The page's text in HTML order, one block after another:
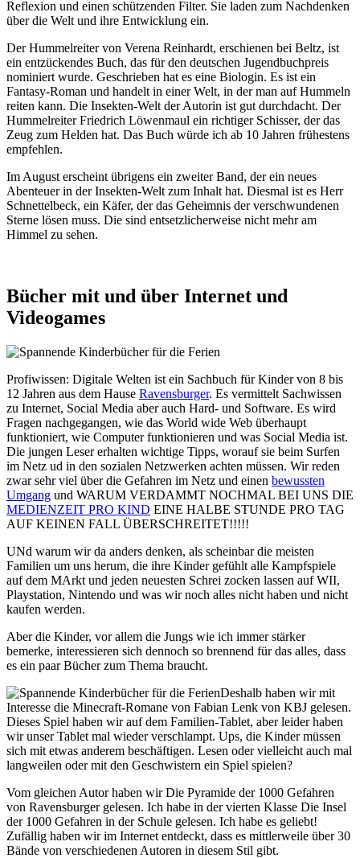
Reflexion und einen schützenden Filter. Sie laden zum Nachdenken
über die Welt und ihre Entwicklung ein.
Der Hummelreiter von Verena Reinhardt, erschienen bei Beltz, ist
ein entzückendes Buch, das für den deutschen Jugendbuchpreis
nominiert wurde. Geschrieben hat es eine Biologin. Es ist ein
Fantasy-Roman und handelt in einer Welt, in der man auf Hummeln
reiten kann. Die Insekten-Welt der Autorin ist gut durchdacht. Der
Hummelreiter Friedrich Löwenmaul ein richtiger Schisser, der das
Zeug zum Helden hat. Das Buch würde ich ab 10 Jahren frühestens
empfehlen.
Im August erscheint übrigens ein zweiter Band, der ein neues
Abenteuer in der Insekten-Welt zum Inhalt hat. Diesmal ist es Herr
Schnettelbeck, ein Käfer, der das Geheimnis der verschwundenen
Sterne lösen muss. Die sind entsetzlicherweise nicht mehr am
Himmel zu sehen.
Bücher mit und über Internet und
Videogames
Profiwissen: Digitale Welten ist ein Sachbuch für Kinder von 8 bis
12 Jahren aus dem Hause Ravensburger. Es vermittelt Sachwissen
zu Internet, Social Media aber auch Hard- und Software. Es wird
Fragen nachgegangen, wie das World wide Web überhaupt
funktioniert, wie Computer funktionieren und was Social Media ist.
Die jungen Leser erhalten wichtige Tipps, worauf sie beim Surfen
im Netz ud in den sozialen Netzwerken achten müssen. Wir reden
zwar sehr viel über die Gefahren im Netz und einen bewussten
Umgang und WARUM VERDAMMT NOCHMAL BEI UNS DIE
MEDIENZEIT PRO KIND EINE HALBE STUNDE PRO TAG
AUF KEINEN FALL ÜBERSCHREITET!!!!!
UNd warum wir da anders denken, als scheinbar die meisten
Familien um uns herum, die ihre Kinder gefühlt alle Kampfspiele
auf dem MArkt und jeden neuesten Schrei zocken lassen auf WII,
Playstation, Nintendo und was wir noch alles nicht haben und nicht
kaufen werden.
Aber die Kinder, vor allem die Jungs wie ich immer stärker
bemerke, interessieren sich dennoch so brennend für das alles, dass
es ein paar Bücher zum Thema braucht.
Deshalb haben wir mit
Interesse die Minecraft-Romane von Fabian Lenk von KBJ gelesen.
Dieses Spiel haben wir auf dem Familien-Tablet, aber leider haben
wir unser Tablet mal wieder verschlampt. Ups, die Kinder müssen
sich mit etwas anderem beschäftigen. Lesen oder vielleicht auch mal
langweilen oder mit den Geschwistern ein Spiel spielen?
Vom gleichen Autor haben wir Die Pyramide der 1000 Gefahren
von Ravensburger gelesen. Ich habe in der vierten Klasse Die Insel
der 1000 Gefahren in der Schule gelesen. Ich habe es geliebt!
Zufällig haben wir im Internet entdeckt, dass es mittlerweile über 30
Bände von verschiedenen Autoren in diesem Stil gibt.